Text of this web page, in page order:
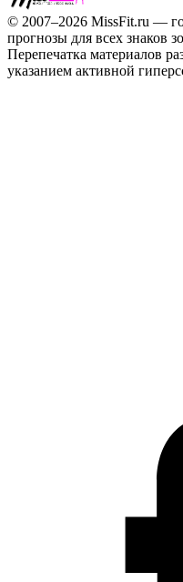
© 2007–2026 MissFit.ru —
прогнозы для всех знаков
Перепечатка материалов
указанием активной